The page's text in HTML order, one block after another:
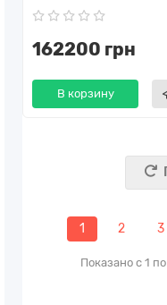
162200 грн
В корзину
1 2 3
Показано с 1